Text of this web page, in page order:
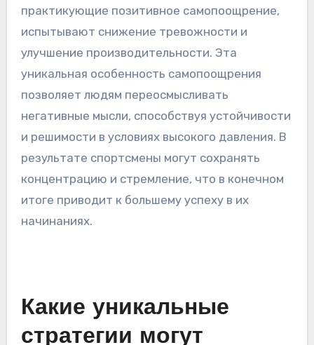
практикующие позитивное самопоощрение,
испытывают снижение тревожности и
улучшение производительности. Эта
уникальная особенность самопоощрения
позволяет людям переосмысливать
негативные мысли, способствуя устойчивости
и решимости в условиях высокого давления. В
результате спортсмены могут сохранять
концентрацию и стремление, что в конечном
итоге приводит к большему успеху в их
начинаниях.